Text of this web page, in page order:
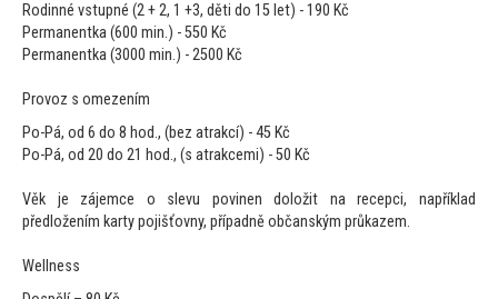
Rodinné vstupné (2 + 2, 1 +3, děti do 15 let) - 190 Kč
Permanentka (600 min.) - 550 Kč
Permanentka (3000 min.) - 2500 Kč
Provoz s omezením
Po-Pá, od 6 do 8 hod., (bez atrakcí) - 45 Kč
Po-Pá, od 20 do 21 hod., (s atrakcemi) - 50 Kč
Věk je zájemce o slevu povinen doložit na recepci, například
předložením karty pojišťovny, případně občanským průkazem.
Wellness